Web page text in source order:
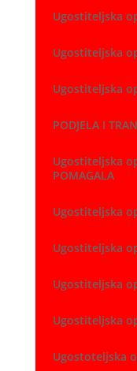
Ugostiteljska
Ugostiteljska
Ugostiteljska
PODJELA I
Ugostiteljska
POMAGALA
Ugostiteljska
Ugostiteljska
Ugostiteljska
Ugostiteljska
Ugostoteljska